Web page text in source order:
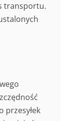
transportu.
przesyłek